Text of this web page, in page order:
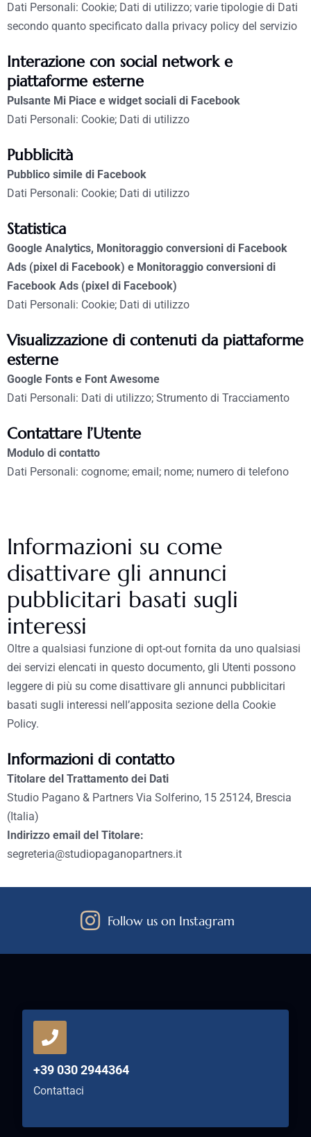
Dati Personali: Cookie; Dati di utilizzo; varie tipologie di Dati
secondo quanto specificato dalla privacy policy del servizio
Interazione con social network e
piattaforme esterne
Pulsante Mi Piace e widget sociali di Facebook
Dati Personali: Cookie; Dati di utilizzo
Pubblicità
Pubblico simile di Facebook
Dati Personali: Cookie; Dati di utilizzo
Statistica
Google Analytics, Monitoraggio conversioni di Facebook
Ads (pixel di Facebook) e Monitoraggio conversioni di
Facebook Ads (pixel di Facebook)
Dati Personali: Cookie; Dati di utilizzo
Visualizzazione di contenuti da piattaforme
esterne
Google Fonts e Font Awesome
Dati Personali: Dati di utilizzo; Strumento di Tracciamento
Contattare l’Utente
Modulo di contatto
Dati Personali: cognome; email; nome; numero di telefono
Informazioni su come
disattivare gli annunci
pubblicitari basati sugli
interessi
Oltre a qualsiasi funzione di opt-out fornita da uno qualsiasi
dei servizi elencati in questo documento, gli Utenti possono
leggere di più su come disattivare gli annunci pubblicitari
basati sugli interessi nell’apposita sezione della Cookie
Policy.
Informazioni di contatto
Titolare del Trattamento dei Dati
Studio Pagano & Partners Via Solferino, 15 25124, Brescia
(Italia)
Indirizzo email del Titolare:
segreteria@studiopaganopartners.it
Follow us on Instagram
+39 030 2944364
Contattaci